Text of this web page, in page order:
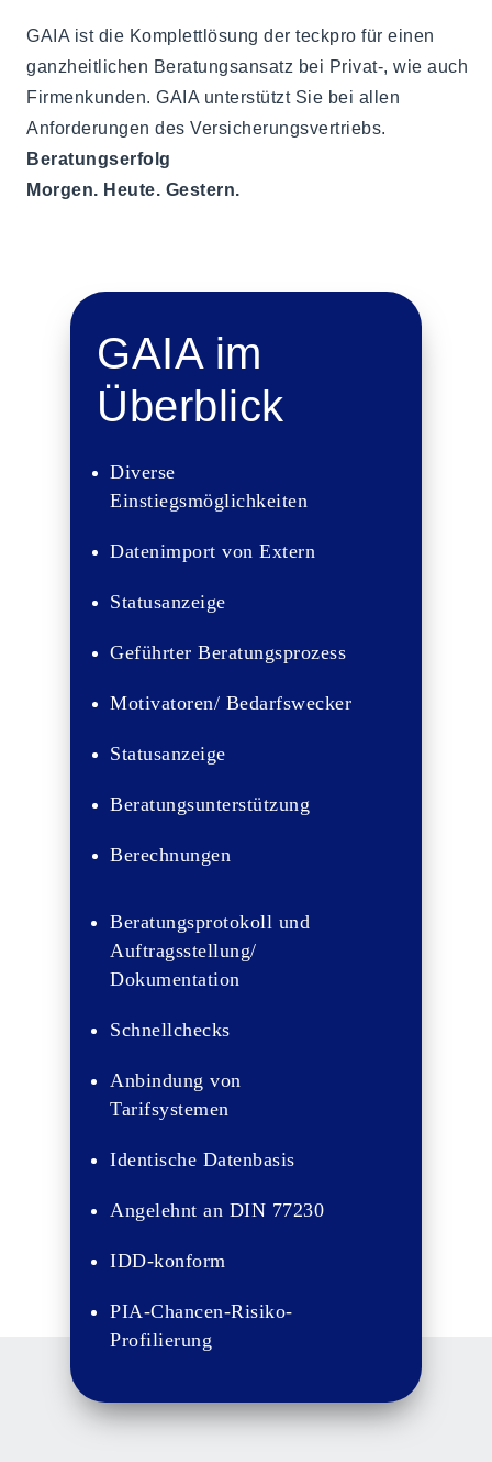
GAIA ist die Komplettlösung der teckpro für einen
ganzheitlichen Beratungsansatz bei Privat-, wie auch
Firmenkunden. GAIA unterstützt Sie bei allen
Anforderungen des Versicherungsvertriebs.
Beratungserfolg
Morgen. Heute. Gestern.
GAIA im
Überblick
Diverse
Einstiegsmöglichkeiten
Datenimport von Extern
Statusanzeige
Geführter Beratungsprozess
Motivatoren/ Bedarfswecker
Statusanzeige
Beratungsunterstützung
Berechnungen
Beratungsprotokoll und
Auftragsstellung/
Dokumentation
Schnellchecks
Anbindung von
Tarifsystemen
Identische Datenbasis
Angelehnt an DIN 77230
IDD-konform
PIA-Chancen-Risiko-
Profilierung